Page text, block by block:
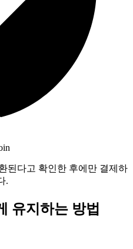
된다고 확인한 후에만 결제하
.
유지하는 방법